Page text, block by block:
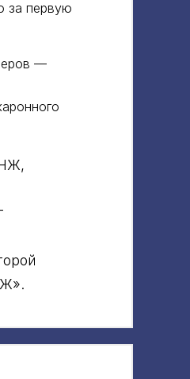
за первую
—